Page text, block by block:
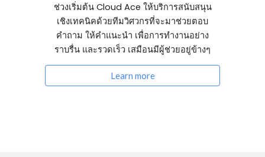
ช่วงเริ่มต้น Cloud Ace ให้บริการสนับสนุน
เชิงเทคนิคด้วยทีมวิศวกรที่จะมาช่วยตอบ
คำถาม ให้คำแนะนำ เพื่อการทำงานอย่าง
ราบรื่น และรวดเร็ว เสมือนมีผู้ช่วยอยู่ข้างๆ
Learn more